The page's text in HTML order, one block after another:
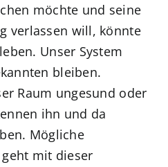
Verlegerin Deborah Bichlmeier
– Masterclass
Blog
zum Buchhandel
möchte und seine
verlassen will, könnte
Unser System
bleiben.
Raum ungesund oder
ihn und da
Mögliche
mit dieser